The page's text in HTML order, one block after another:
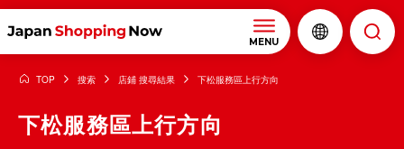
MENU
TOP 搜索 店鋪 搜尋結果 下松服務區上行方向
下松服務區上行方向